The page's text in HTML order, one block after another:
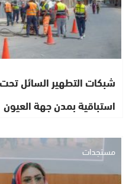
شبكات التطهير السائل تحت
استباقية بمدن جهة العيون
مستجدات